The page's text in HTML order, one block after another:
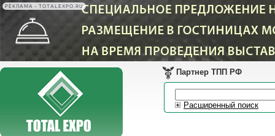
РЕКЛАМА • TOTALEXPO.RU
Партнер ТПП РФ
Расширенный поиск